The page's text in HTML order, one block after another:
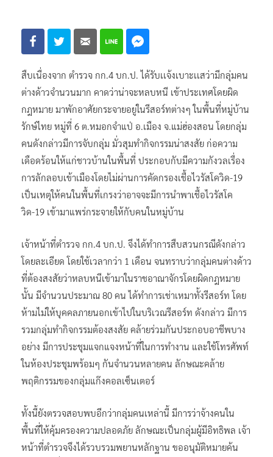
สืบเนื่องจาก ตำรวจ กก.4 บก.ป. ได้รับเเจ้งเบาะเเสว่ามีกลุ่มคน
ต่างด้าวจำนวนมาก คาดว่าน่าจะหลบหนี เข้าประเทศโดยผิด
กฎหมาย มาพักอาศัยกระจายอยู่ในรีสอร์ทต่างๆ ในพื้นที่หมู่บ้าน
รักษ์ไทย หมู่ที่ 6 ต.หมอกจำแป่ อ.เมือง จ.แม่ฮ่องสอน โดยกลุ่ม
คนดังกล่าวมีการจับกลุ่ม มั่วสุมทำกิจกรรมน่าสงสัย ก่อความ
เดือดร้อนให้แก่ชาวบ้านในพื้นที่ ประกอบกับมีความกังวลเรื่อง
การลักลอบเข้าเมืองโดยไม่ผ่านการคัดกรองเชื้อไวรัสโควิด-19
เป็นเหตุให้คนในพื้นที่เกรงว่าอาจจะมีการนำพาเชื้อไวรัสโค
วิด-19 เข้ามาแพร่กระจายให้กับคนในหมู่บ้าน
เจ้าหน้าที่ตำรวจ กก.4 บก.ป. จึงได้ทำการสืบสวนกรณีดังกล่าว
โดยละเอียด โดยใช้เวลากว่า 1 เดือน จนทราบว่ากลุ่มคนต่างด้าว
ที่ต้องสงสัยว่าหลบหนีเข้ามาในราชอาณาจักรโดยผิดกฎหมาย
นั้น มีจำนวนประมาณ 80 คน ได้ทำการเช่าเหมาทั้งรีสอร์ท โดย
ห้ามไม่ให้บุคคลภายนอกเข้าไปในบริเวณรีสอร์ท ดังกล่าว มีการ
รวมกลุ่มทำกิจกรรมต้องสงสัย คล้ายร่วมกันประกอบอาชีพบาง
อย่าง มีการประชุมแจกแจงหน้าที่ในการทำงาน และใช้โทรศัพท์
ในห้องประชุมพร้อมๆ กันจํานวนหลายคน ลักษณะคล้าย
พฤติกรรมของกลุ่มแก๊งคอลเซ็นเตอร์
ทั้งนี้ยังตรวจสอบพบอีกว่ากลุ่มคนเหล่านี้ มีการว่าจ้างคนใน
พื้นที่ให้คุ้มครองความปลอดภัย ลักษณะเป็นกลุ่มผู้มีอิทธิพล เจ้า
หน้าที่ตำรวจจึงได้รวบรวมพยานหลักฐาน ขออนุมัติหมายค้น